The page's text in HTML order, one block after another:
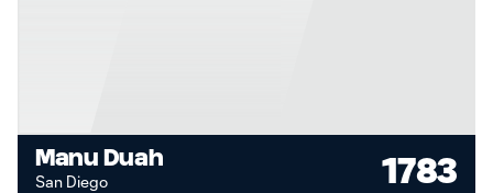
Manu Duah
San Diego 1783